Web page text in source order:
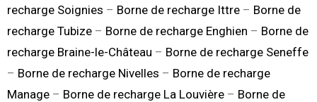
recharge Soignies – Borne de recharge Ittre – Borne de
recharge Tubize – Borne de recharge Enghien – Borne de
recharge Braine-le-Château – Borne de recharge Seneffe
– Borne de recharge Nivelles – Borne de recharge
Manage – Borne de recharge La Louvière – Borne de